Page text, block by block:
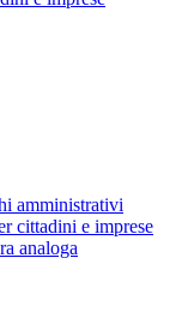
amministrativi
cittadini e imprese
analoga